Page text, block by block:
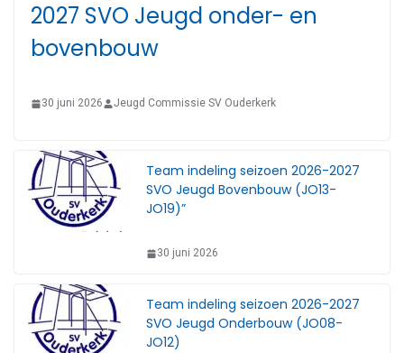
2027 SVO Jeugd onder- en
bovenbouw
30 juni 2026 Jeugd Commissie SV Ouderkerk
Team indeling seizoen 2026-2027
SVO Jeugd Bovenbouw (JO13-
JO19)”
30 juni 2026
Team indeling seizoen 2026-2027
SVO Jeugd Onderbouw (JO08-
JO12)